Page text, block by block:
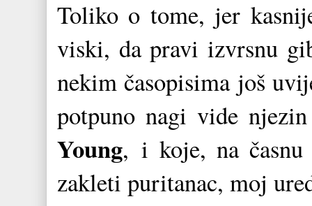
Toliko o tome, jer
viski, da pravi izvrsnu
nekim časopisima još
potpuno nagi vide
Young,i koje, na
zakleti puritanac, moj